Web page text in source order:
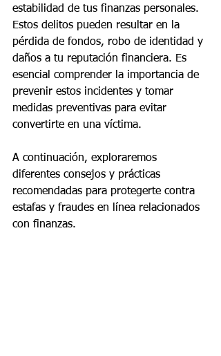
estabilidad de tus finanzas personales.
Estos delitos pueden resultar en la
pérdida de fondos, robo de identidad y
daños a tu reputación financiera. Es
esencial comprender la importancia de
prevenir estos incidentes y tomar
medidas preventivas para evitar
convertirte en una víctima.
A continuación, exploraremos
diferentes consejos y prácticas
recomendadas para protegerte contra
estafas y fraudes en línea relacionados
con finanzas.